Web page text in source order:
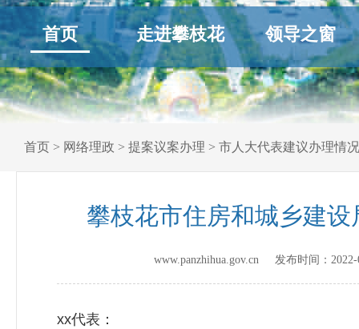
首页 走进攀枝花 领导之窗
首页 > 网络理政 > 提案议案办理 > 市人大代表建议办理情况
攀枝花市住房和城乡建
www.panzhihua.gov.cn 发布时间：
xx代表：